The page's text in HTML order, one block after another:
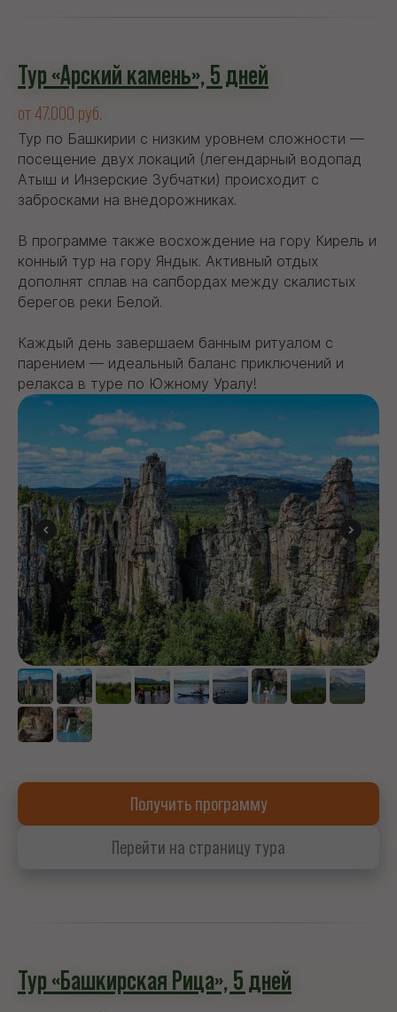
Тур «Арский камень», 5 дней
от 47.000 руб.
Тур по Башкирии с низким уровнем сложности —
посещение двух локаций (легендарный водопад
Атыш и Инзерские Зубчатки) происходит с
забросками на внедорожниках.
В программе также восхождение на гору Кирель и
конный тур на гору Яндык. Активный отдых
дополнят сплав на сапбордах между скалистых
берегов реки Белой.
Каждый день завершаем банным ритуалом с
парением — идеальный баланс приключений и
релакса в туре по Южному Уралу!
Получить программу
Перейти на страницу тура
Тур «Башкирская Рица», 5 дней